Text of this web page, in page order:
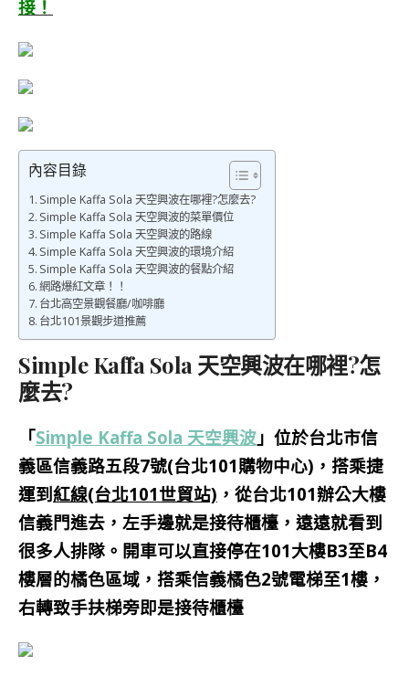
接！
內容目錄
Simple Kaffa Sola 天空興波在哪裡?怎麼去?
Simple Kaffa Sola 天空興波的菜單價位
Simple Kaffa Sola 天空興波的路線
Simple Kaffa Sola 天空興波的環境介紹
Simple Kaffa Sola 天空興波的餐點介紹
網路爆紅文章！！
台北高空景觀餐廳/咖啡廳
台北101景觀步道推薦
Simple Kaffa Sola 天空興波在哪裡?怎
麼去?
「Simple Kaffa Sola 天空興波 」位於台北市信
義區信義路五段7號(台北101購物中心)，搭乘捷
運到紅線(台北101世貿站) ，從台北101辦公大樓
信義門進去，左手邊就是接待櫃檯，遠遠就看到
很多人排隊。 開車可以直接停在101大樓B3至B4
樓層的橘色區域，搭乘信義橘色2號電梯至1樓，
右轉致手扶梯旁即是接待櫃檯